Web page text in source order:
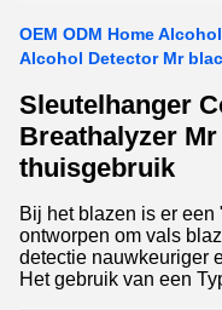
OEM ODM Home
Alcohol Detector Mr
Sleutelhanger
Breathalyzer
thuisgebruik
Bij het blazen is er
ontworpen om vals
detectie nauwkeuriger
Het gebruik van een